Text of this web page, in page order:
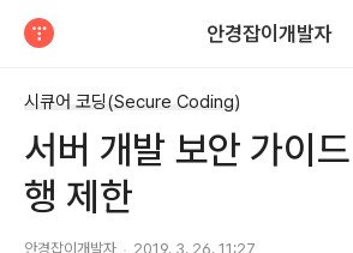
안경잡이개발자
시큐어 코딩(Secure Coding)
서버 개발 보안 가이
행 제한
안경잡이개발자 2019. 3. 26. 11:27